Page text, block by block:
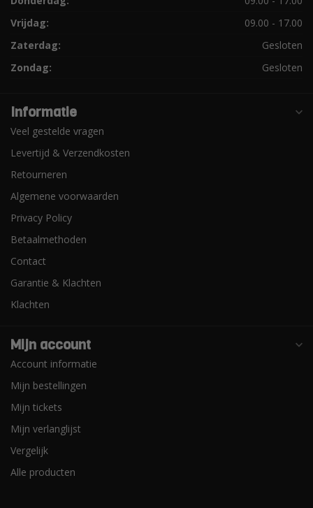
Vrijdag:
09.00 - 17.00
Zaterdag:
Gesloten
Zondag:
Gesloten
Informatie
Veel gestelde vragen
Levertijd & Verzendkosten
Retourneren
Algemene voorwaarden
Privacy Policy
Betaalmethoden
Contact
Garantie & Klachten
Klachten
Mijn account
Account informatie
Mijn bestellingen
Mijn tickets
Mijn verlanglijst
Vergelijk
Alle producten